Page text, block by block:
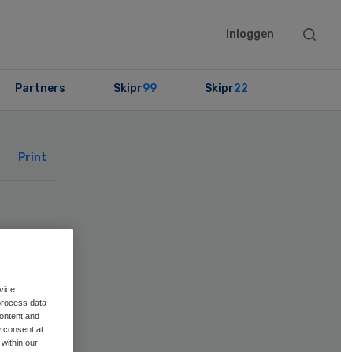
Inloggen
Search
Partners Skipr99 Skipr22
Print
data
and
consent at
our